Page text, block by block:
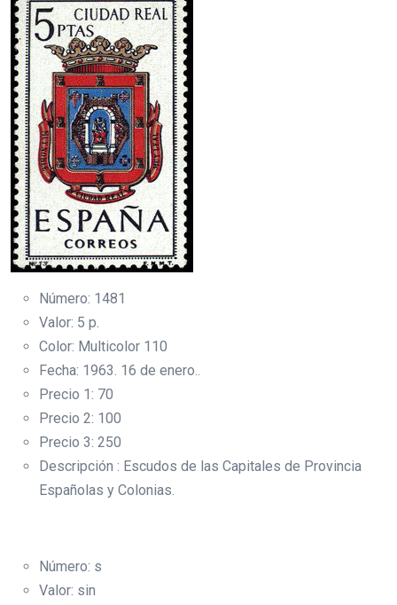
Número: 1481
Valor: 5 p.
Color: Multicolor 110
Fecha: 1963. 16 de enero..
Precio 1: 70
Precio 2: 100
Precio 3: 250
Descripción : Escudos de las Capitales de Provincia
Españolas y Colonias.
Número: s
Valor: sin